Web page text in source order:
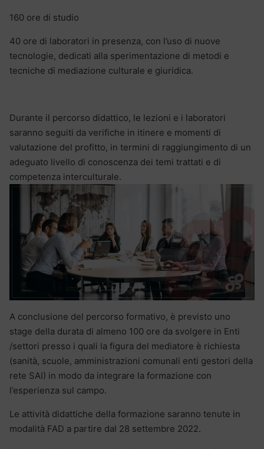
160 ore di studio
40 ore di laboratori in presenza, con l’uso di nuove
tecnologie, dedicati alla sperimentazione di metodi e
tecniche di mediazione culturale e giuridica.
Durante il percorso didattico, le lezioni e i laboratori
saranno seguiti da verifiche in itinere e momenti di
valutazione del profitto, in termini di raggiungimento di un
adeguato livello di conoscenza dei temi trattati e di
competenza interculturale.
A conclusione del percorso formativo, è previsto uno
stage della durata di almeno 100 ore da svolgere in Enti
/settori presso i quali la figura del mediatore è richiesta
(sanità, scuole, amministrazioni comunali enti gestori della
rete SAI) in modo da integrare la formazione con
l’esperienza sul campo.
Le attività didattiche della formazione saranno tenute in
modalità FAD a partire dal 28 settembre 2022.